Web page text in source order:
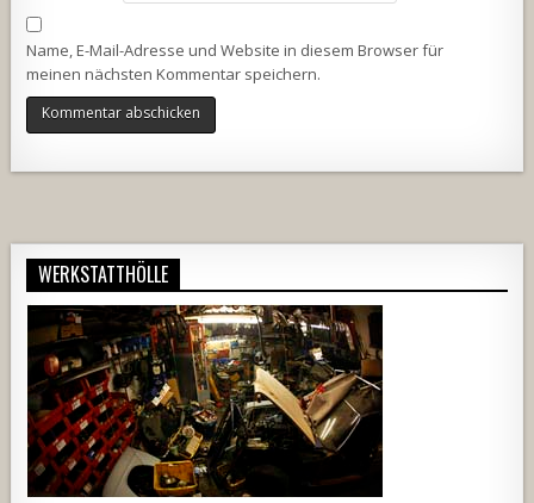
Name, E-Mail-Adresse und Website in diesem Browser für
meinen nächsten Kommentar speichern.
WERKSTATTHÖLLE